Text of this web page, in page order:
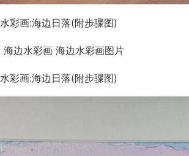
水彩画:海边日落(附步骤图)
水彩画:海边日落(附步骤图)